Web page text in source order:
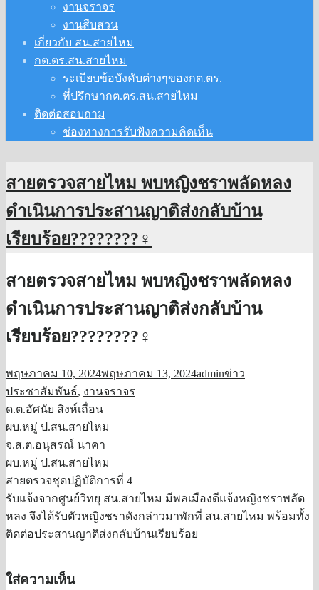
งานจราจร
งานสืบสวน
เกี่ยวกับ สน.สายไหม
กต.ตร.สน.สายไหม
ระเบียบข้อบังคับต่างๆของกต.ตร.
ที่ปรึกษากต.ตร.สน.สายไหม
ติดต่อสอบถาม
ช่องทางการรับฟังความคิดเห็น
สายตรวจสายไหม พบหญิงชราพลัดหลง
ดำเนินการประสานญาติส่งกลับบ้าน
เรียบร้อย????????‍♀️
สายตรวจสายไหม พบหญิงชราพลัดหลง
ดำเนินการประสานญาติส่งกลับบ้าน
เรียบร้อย????????‍♀️
พฤษภาคม 10, 2024พฤษภาคม 13, 2024adminข่าว
ประชาสัมพันธ์, งานจราจร
ด.ต.อัศนัย สิงห์เถื่อน
ผบ.หมู่ ป.สน.สายไหม
จ.ส.ต.อนุสรณ์ นาคา
ผบ.หมู่ ป.สน.สายไหม
สายตรวจชุดปฏิบัติการที่ 4
รับแจ้งจากศูนย์วิทยุ สน.สายไหม มีพลเมืองดีแจ้งหญิงชราพลัด
หลง จึงได้รับตัวหญิงชราดังกล่าวมาพักที่ สน.สายไหม พร้อมทั้ง
ติดต่อประสานญาติส่งกลับบ้านเรียบร้อย
ใส่ความเห็น